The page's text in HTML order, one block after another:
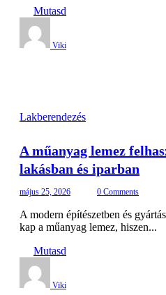
Mutasd
Viki
Lakberendezés
A műanyag lemez
lakásban és iparban
május 25, 2026 0 Comments
A modern építészetben és
kap a műanyag lemez, hiszen...
Mutasd
Viki